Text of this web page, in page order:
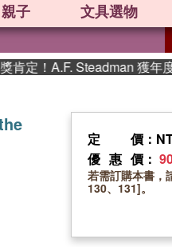
親子 文具選物
！A.F. Steadman 獲年度作
定價 ：
優惠價 ：
若需訂購本書，
130、131]。